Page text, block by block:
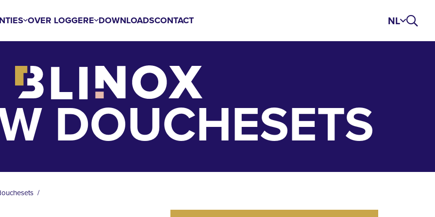
OVER LOGGERE DOWNLOADSCONTACT NL
DOUCHESETS